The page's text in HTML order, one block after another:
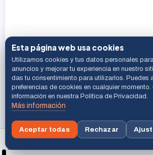
D-Link DUB-2325 Hub USB-C 5 en 1 con
SD/MicroSD/2 puertos USB 3.0/Carga
Últimas 4 uni.
Ref. DUB-2325
ID 59800
Ver mi precio
Inicio Menú
Esta página web usa cookies
Utilizamos cookies y tus datos personales
anuncios y mejorar tu experiencia en nuestro
das tu consentimiento para utilizarlos. Puedes
preferencias de cookies en cualquier momento.
información en nuestra Política de Privacidad.
Más información
Aceptar todas Rechazar